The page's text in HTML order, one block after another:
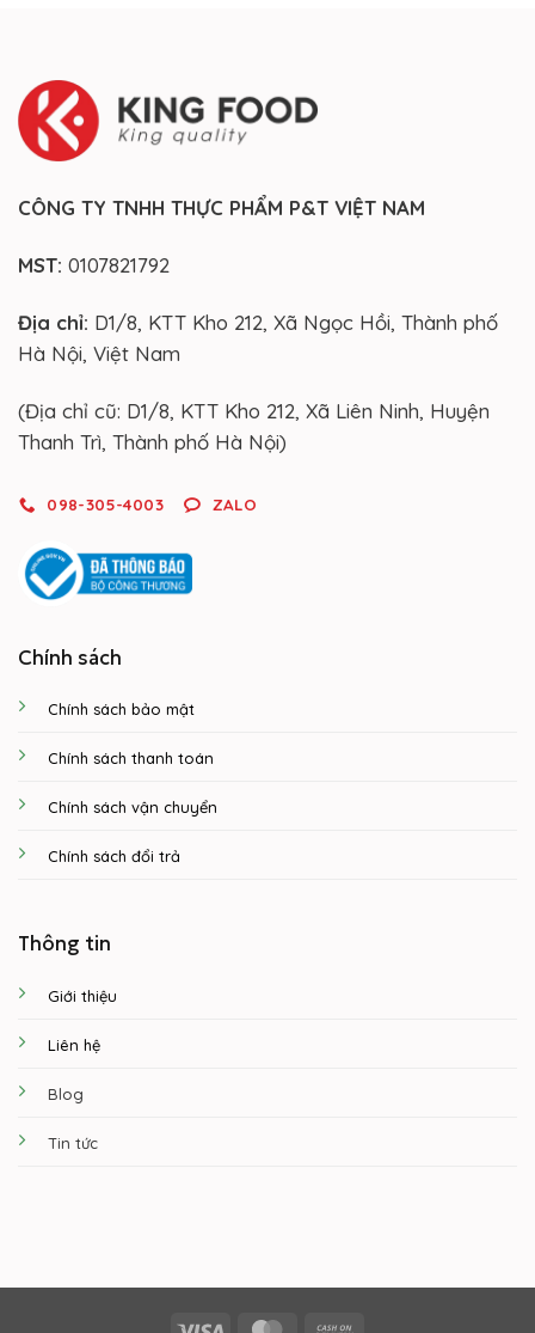
CÔNG TY TNHH THỰC PHẨM P&T VIỆT NAM
MST: 0107821792
Địa chỉ: D1/8, KTT Kho 212, Xã Ngọc Hồi, Thành phố
Hà Nội, Việt Nam
(Địa chỉ cũ: D1/8, KTT Kho 212, Xã Liên Ninh, Huyện
Thanh Trì, Thành phố Hà Nội)
098-305-4003 ZALO
Chính sách
Chính sách bảo mật
Chính sách thanh toán
Chính sách vận chuyển
Chính sách đổi trả
Thông tin
Giới thiệu
Liên hệ
Blog
Tin tức
Visa MasterCard